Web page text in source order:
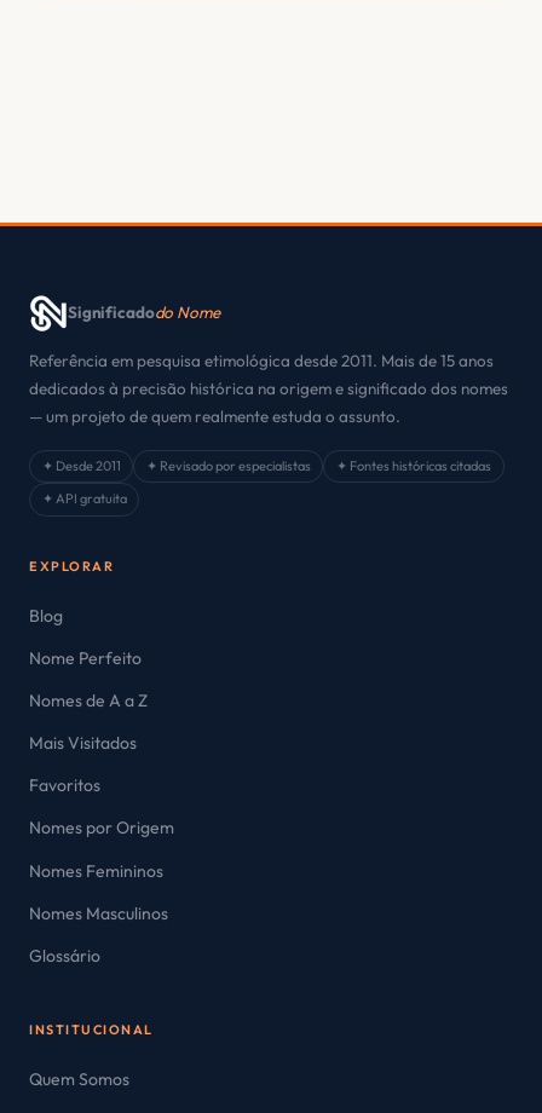
Significadodo Nome
Referência em pesquisa etimológica desde 2011. Mais de 15 anos
dedicados à precisão histórica na origem e significado dos nomes
— um projeto de quem realmente estuda o assunto.
✦ Desde 2011 ✦ Revisado por especialistas
✦ Fontes históricas citadas
✦ API gratuita
EXPLORAR
Blog
Nome Perfeito
Nomes de A a Z
Mais Visitados
Favoritos
Nomes por Origem
Nomes Femininos
Nomes Masculinos
Glossário
INSTITUCIONAL
Quem Somos